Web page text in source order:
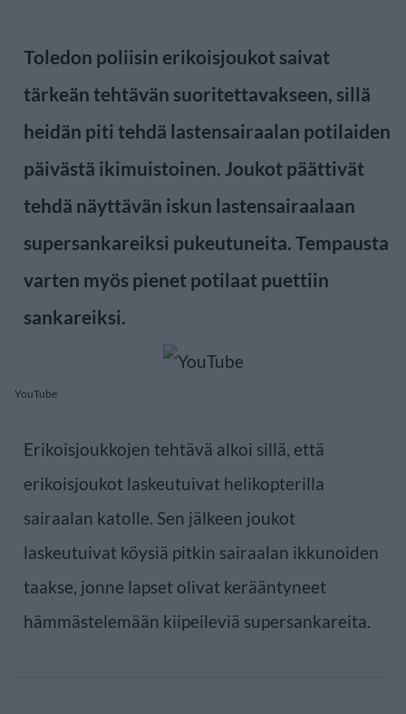
Toledon poliisin erikoisjoukot saivat
tärkeän tehtävän suoritettavakseen, sillä
heidän piti tehdä lastensairaalan potilaiden
päivästä ikimuistoinen. Joukot päättivät
tehdä näyttävän iskun lastensairaalaan
supersankareiksi pukeutuneita. Tempausta
varten myös pienet potilaat puettiin
sankareiksi.
YouTube
Erikoisjoukkojen tehtävä alkoi sillä, että
erikoisjoukot laskeutuivat helikopterilla
sairaalan katolle. Sen jälkeen joukot
laskeutuivat köysiä pitkin sairaalan ikkunoiden
taakse, jonne lapset olivat kerääntyneet
hämmästelemään kiipeileviä supersankareita.